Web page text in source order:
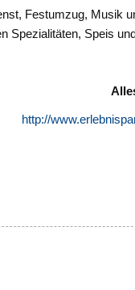
Festumzug, Musik
Spezialitäten, Speis
http://